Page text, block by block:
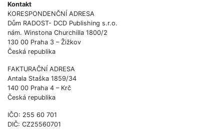
Kontakt
KORESPONDENČNÍ ADRESA
Dům RADOST- DCD Publishing s.r.o.
nám. Winstona Churchilla 1800/2
130 00 Praha 3 – Žižkov
Česká republika
FAKTURAČNÍ ADRESA
Antala Staška 1859/34
140 00 Praha 4 – Krč
Česká republika
IČO: 255 60 701
DIČ: CZ25560701